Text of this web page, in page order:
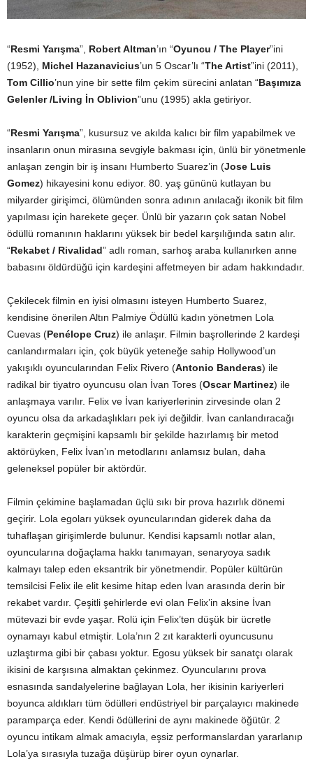
“Resmi Yarışma”, Robert Altman’ın “Oyuncu / The Player”ini
(1952), Michel Hazanavicius’un 5 Oscar’lı “The Artist”ini (2011),
Tom Cillio’nun yine bir sette film çekim sürecini anlatan “Başımıza
Gelenler /Living İn Oblivion”unu (1995) akla getiriyor.
“Resmi Yarışma”, kusursuz ve akılda kalıcı bir film yapabilmek ve
insanların onun mirasına sevgiyle bakması için, ünlü bir yönetmenle
anlaşan zengin bir iş insanı Humberto Suarez’in (Jose Luis
Gomez) hikayesini konu ediyor. 80. yaş gününü kutlayan bu
milyarder girişimci, ölümünden sonra adının anılacağı ikonik bit film
yapılması için harekete geçer. Ünlü bir yazarın çok satan Nobel
ödüllü romanının haklarını yüksek bir bedel karşılığında satın alır.
“Rekabet / Rivalidad” adlı roman, sarhoş araba kullanırken anne
babasını öldürdüğü için kardeşini affetmeyen bir adam hakkındadır.
Çekilecek filmin en iyisi olmasını isteyen Humberto Suarez,
kendisine önerilen Altın Palmiye Ödüllü kadın yönetmen Lola
Cuevas (Penélope Cruz) ile anlaşır. Filmin başrollerinde 2 kardeşi
canlandırmaları için, çok büyük yeteneğe sahip Hollywood’un
yakışıklı oyuncularından Felix Rivero (Antonio Banderas) ile
radikal bir tiyatro oyuncusu olan İvan Tores (Oscar Martinez) ile
anlaşmaya varılır. Felix ve İvan kariyerlerinin zirvesinde olan 2
oyuncu olsa da arkadaşlıkları pek iyi değildir. İvan canlandıracağı
karakterin geçmişini kapsamlı bir şekilde hazırlamış bir metod
aktörüyken, Felix İvan’ın metodlarını anlamsız bulan, daha
geleneksel popüler bir aktördür.
Filmin çekimine başlamadan üçlü sıkı bir prova hazırlık dönemi
geçirir. Lola egoları yüksek oyuncularından giderek daha da
tuhaflaşan girişimlerde bulunur. Kendisi kapsamlı notlar alan,
oyuncularına doğaçlama hakkı tanımayan, senaryoya sadık
kalmayı talep eden eksantrik bir yönetmendir. Popüler kültürün
temsilcisi Felix ile elit kesime hitap eden İvan arasında derin bir
rekabet vardır. Çeşitli şehirlerde evi olan Felix’in aksine İvan
mütevazi bir evde yaşar. Rolü için Felix’ten düşük bir ücretle
oynamayı kabul etmiştir. Lola’nın 2 zıt karakterli oyuncusunu
uzlaştırma gibi bir çabası yoktur. Egosu yüksek bir sanatçı olarak
ikisini de karşısına almaktan çekinmez. Oyuncularını prova
esnasında sandalyelerine bağlayan Lola, her ikisinin kariyerleri
boyunca aldıkları tüm ödülleri endüstriyel bir parçalayıcı makinede
paramparça eder. Kendi ödüllerini de aynı makinede öğütür. 2
oyuncu intikam almak amacıyla, eşsiz performanslardan yararlanıp
Lola’ya sırasıyla tuzağa düşürüp birer oyun oynarlar.